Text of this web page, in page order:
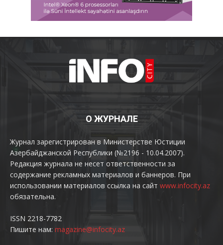
О ЖУРНАЛЕ
Журнал зарегистрирован в Министерстве Юстиции
Азербайджанской Республики (№2196 - 10.04.2007).
Редакция журнала не несет ответственности за
содержание рекламных материалов и баннеров. При
использовании материалов ссылка на сайт www.infocity.az
обязательна.
ISSN 2218-7782
Пишите нам: magazine@infocity.az